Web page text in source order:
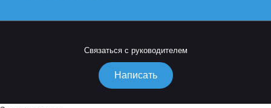
Связаться с руководителем
Написать